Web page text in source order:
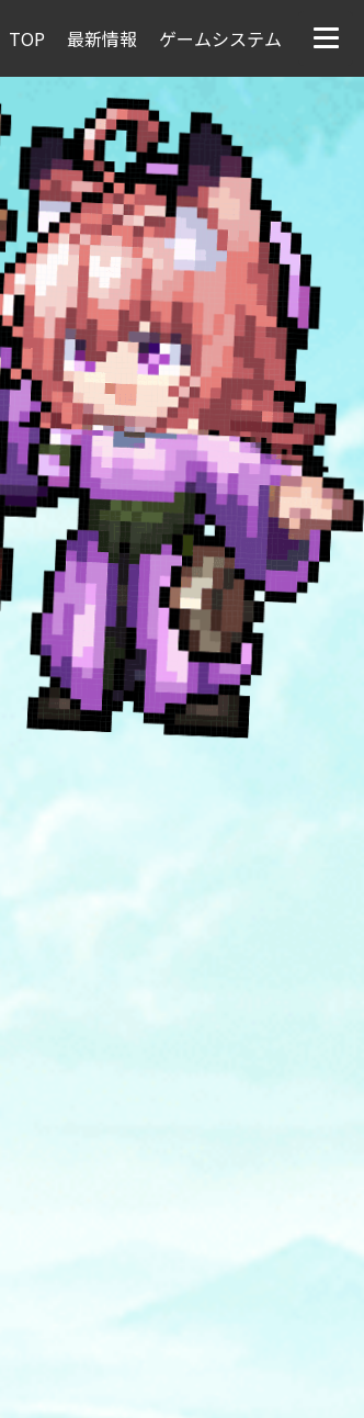
TOP 最新情報 ゲームシステム